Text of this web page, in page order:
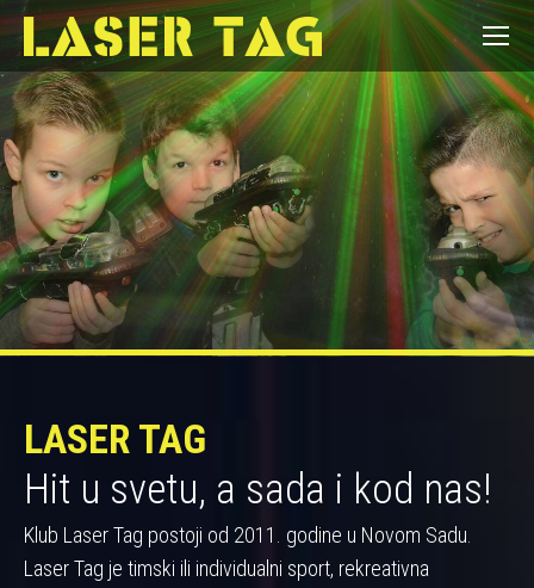
LASER TAG
Hit u svetu, a sada i kod nas!
Klub Laser Tag postoji od 2011. godine u Novom Sadu.
Laser Tag je timski ili individualni sport, rekreativna